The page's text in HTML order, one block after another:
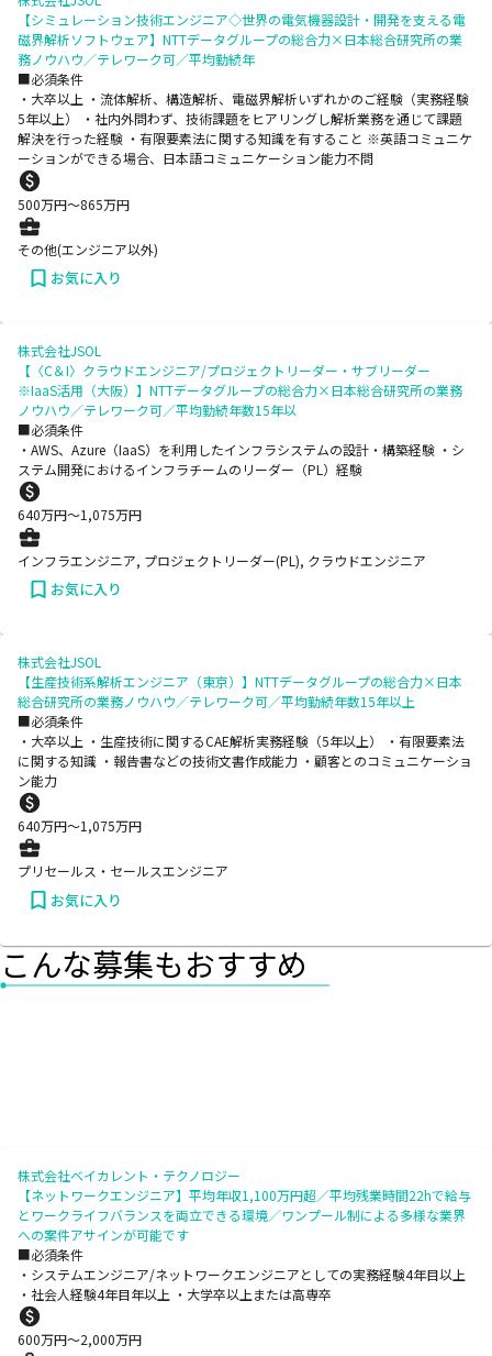
【シミュレーション技術エンジニア◇世界の電気機器設計・開発を支える電
磁界解析ソフトウェア】NTTデータグループの総合力×日本総合研究所の業
務ノウハウ／テレワーク可／平均勤続年
■必須条件
・大卒以上 ・流体解析、構造解析、電磁界解析いずれかのご経験（実務経験
5年以上） ・社内外問わず、技術課題をヒアリングし解析業務を通じて課題
解決を行った経験 ・有限要素法に関する知識を有すること ※英語コミュニケ
ーションができる場合、日本語コミュニケーション能力不問
500万円〜865万円
その他(エンジニア以外)
お気に入り
株式会社JSOL
【〈C＆I〉クラウドエンジニア/プロジェクトリーダー・サブリーダー
※IaaS活用（大阪）】NTTデータグループの総合力×日本総合研究所の業務
ノウハウ／テレワーク可／平均勤続年数15年以
■必須条件
・AWS、Azure（IaaS）を利用したインフラシステムの設計・構築経験 ・シ
ステム開発におけるインフラチームのリーダー（PL）経験
640万円〜1,075万円
インフラエンジニア, プロジェクトリーダー(PL), クラウドエンジニア
お気に入り
株式会社JSOL
【生産技術系解析エンジニア（東京）】NTTデータグループの総合力×日本
総合研究所の業務ノウハウ／テレワーク可／平均勤続年数15年以上
■必須条件
・大卒以上 ・生産技術に関するCAE解析実務経験（5年以上） ・有限要素法
に関する知識 ・報告書などの技術文書作成能力 ・顧客とのコミュニケーショ
ン能力
640万円〜1,075万円
プリセールス・セールスエンジニア
お気に入り
こんな募集もおすすめ
株式会社ベイカレント・テクノロジー
【ネットワークエンジニア】平均年収1,100万円超／平均残業時間22hで給与
とワークライフバランスを両立できる環境／ワンプール制による多様な業界
への案件アサインが可能です
■必須条件
・システムエンジニア/ネットワークエンジニアとしての実務経験4年目以上
・社会人経験4年目年以上 ・大学卒以上または高専卒
600万円〜2,000万円